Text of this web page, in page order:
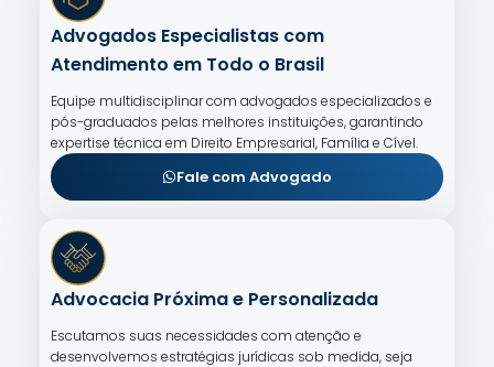
Advogados Especialistas com
Atendimento em Todo o Brasil
Equipe multidisciplinar com advogados especializados e
pós-graduados pelas melhores instituições, garantindo
expertise técnica em Direito Empresarial, Família e Cível.
Fale com Advogado
Advocacia Próxima e Personalizada
Escutamos suas necessidades com atenção e
desenvolvemos estratégias jurídicas sob medida, seja